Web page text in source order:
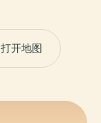
打开地图